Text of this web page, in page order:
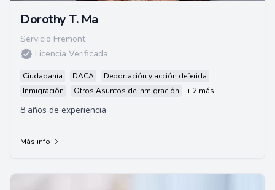
Dorothy T. Ma
Servicio Fremont
Licencia Verificada
Ciudadanía DACA
Deportación y acción deferida
Inmigración
Otros Asuntos de Inmigración + 2 más
8 años de experiencia
Más info